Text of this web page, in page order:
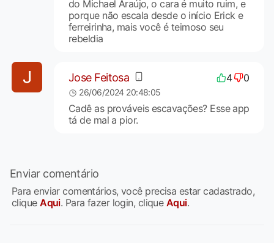
do Michael Araújo, o cara é muito ruim, e
porque não escala desde o início Erick e
ferreirinha, mais você é teimoso seu
rebeldia
Jose Feitosa 4 0
26/06/2024 20:48:05
Cadê as prováveis escavações? Esse app
tá de mal a pior.
Enviar comentário
Para enviar comentários, você precisa estar cadastrado,
cliqueAqui. Para fazer login, clique Aqui.